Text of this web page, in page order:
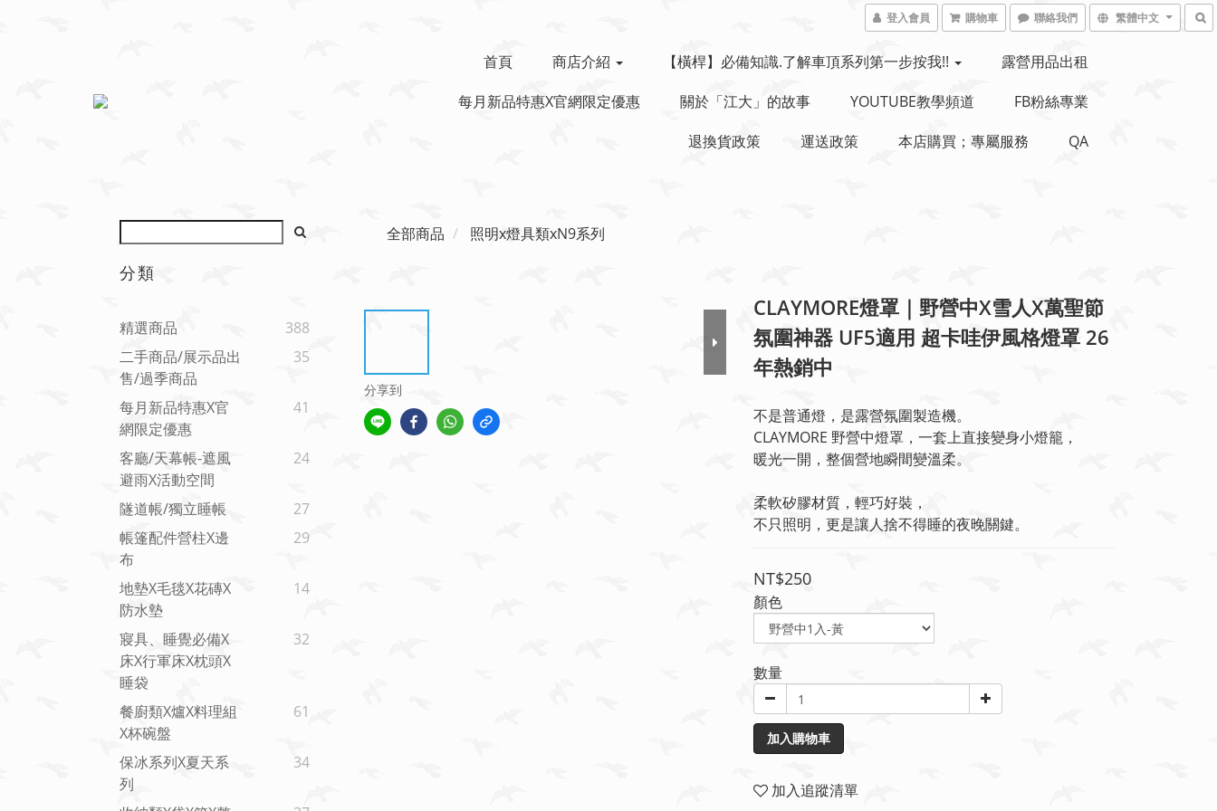
登入會員 購物車 聯絡我們 繁體中文
首頁 商店介紹 【橫桿】必備知識.了解車頂系列第一步按我!!
露營用品出租
每月新品特惠x官網限定優惠
關於「江大」的故事 YOUTUBE教學頻道
FB粉絲專業
退換貨政策
運送政策 本店購買；專屬服務 QA
分類
精選商品
388
二手商品/展示品出
售/過季商品
35
每月新品特惠x官
網限定優惠
41
客廳/天幕帳-遮風
避雨x活動空間
24
隧道帳/獨立睡帳
27
帳篷配件營柱X邊
布
29
地墊x毛毯x花磚x
防水墊
14
寢具、睡覺必備x
床x行軍床x枕頭x
睡袋
32
餐廚類x爐x料理組
X杯碗盤
61
保冰系列x夏天系
列
34
全部商品 照明x燈具類xN9系列
分享到
CLAYMORE燈罩｜野營中X雪人X萬聖節
氛圍神器 UF5適用 超卡哇伊風格燈罩 26
年熱銷中
不是普通燈，是露營氛圍製造機。
CLAYMORE 野營中燈罩，一套上直接變身小燈籠，
暖光一開，整個營地瞬間變溫柔。
柔軟矽膠材質，輕巧好裝，
不只照明，更是讓人捨不得睡的夜晚關鍵。
NT$250
顏色
數量
加入購物車
加入追蹤清單